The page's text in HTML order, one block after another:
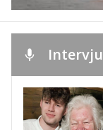
Intervju